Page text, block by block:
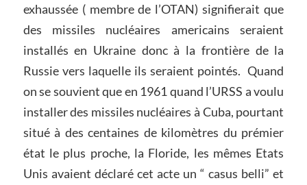
exhaussée ( membre de l’OTAN) signifierait que
des missiles nucléaires americains seraient
installés en Ukraine donc à la frontière de la
Russie vers laquelle ils seraient pointés. Quand
on se souvient que en 1961 quand l’URSS a voulu
installer des missiles nucléaires à Cuba, pourtant
situé à des centaines de kilomètres du prémier
état le plus proche, la Floride, les mêmes Etats
Unis avaient déclaré cet acte un “ casus belli” et